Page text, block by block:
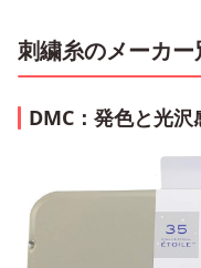
刺繍糸のメーカ
DMC：発色と光